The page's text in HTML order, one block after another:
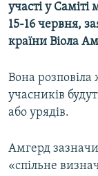
Усі сайти
участі у
15-16 червня,
країни Віола
Вона розповіла
учасників
або урядів.
Амгерд
«спільне